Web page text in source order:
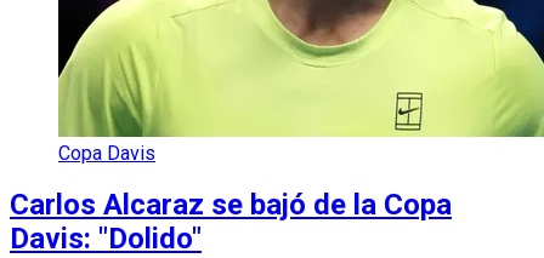
Copa Davis
Carlos Alcaraz se bajó de la Copa
Davis: "Dolido"